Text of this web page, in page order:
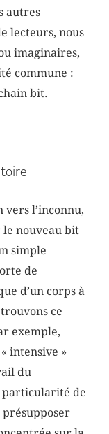
autres
lecteurs, nous
imaginaires,
commune :
bit.
vers l’inconnu,
nouveau bit
simple
de
d’un corps à
ce
exemple,
intensive »
du
particularité de
présupposer